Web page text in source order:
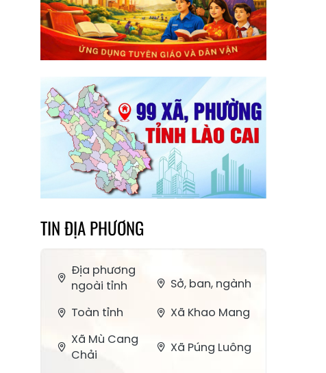
TIN ĐỊA PHƯƠNG
Địa phương
ngoài tỉnh
Sở, ban, ngành
Toàn tỉnh
Xã Khao Mang
Xã Mù Cang
Chải
Xã Púng Luông